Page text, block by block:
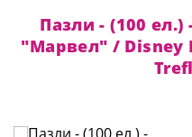
Пазли - (100
"Марвел" / Disney